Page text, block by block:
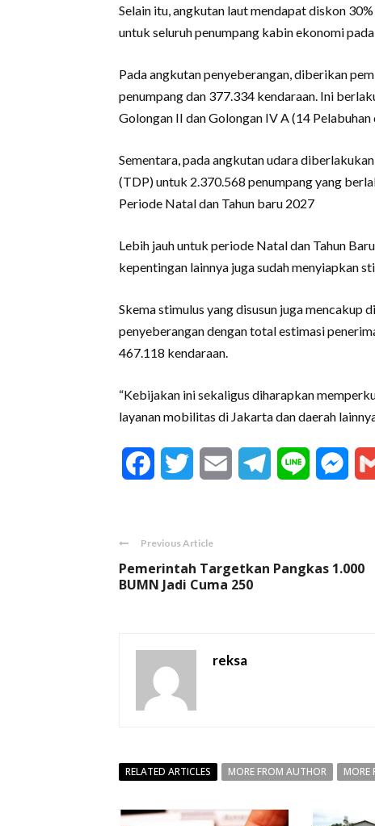
Selain itu, angkutan laut mendapat diskon
untuk seluruh penumpang kabin ekonomi
Pada angkutan penyeberangan, diberikan
penumpang dan 377.334 kendaraan. Ini
Golongan II dan Golongan IV A (14 Pelabuhan
Sementara, pada angkutan udara
(TDP) untuk 2.370.568 penumpang yang
Periode Natal dan Tahun baru 2027
Lebih jauh untuk periode Natal dan Tahun
kepentingan lainnya juga sudah menyiapkan
Skema stimulus yang disusun juga mencakup
penyeberangan dengan total estimasi
467.118 kendaraan.
“Kebijakan ini sekaligus diharapkan
layanan mobilitas di Jakarta dan daerah
FacebookTwitter Email Telegram
Line
Previous Article
Pemerintah Targetkan Pangkas 1.000
BUMN Jadi Cuma 250
reksa
RELATED ARTICLES MORE FROM AUTHOR MORE